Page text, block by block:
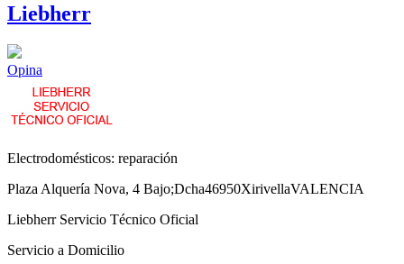
Liebherr
Opina
Electrodomésticos: reparación
Plaza Alquería Nova, 4 Bajo;Dcha46950XirivellaVALENCIA
Liebherr Servicio Técnico Oficial
Servicio a Domicilio